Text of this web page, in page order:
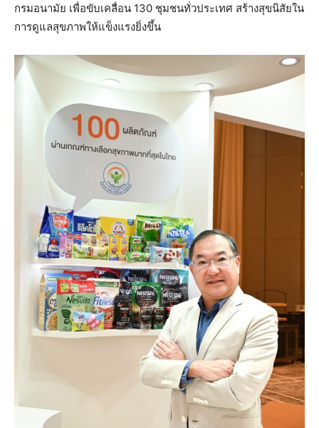
กรมอนามัย เพื่อขับเคลื่อน 130 ชุมชนทั่วประเทศ สร้างสุขนิสัยใน
การดูแลสุขภาพให้แข็งแรงยิ่งขึ้น